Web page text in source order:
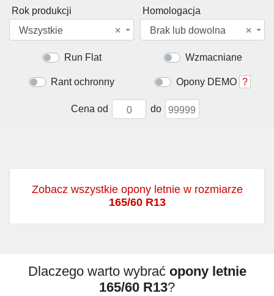
Rok produkcji
×
Wszystkie
Homologacja
×
Brak lub dowolna
Run Flat Wzmacniane
Rant ochronny Opony DEMO ?
Cena od do
Zobacz wszystkie opony letnie w rozmiarze
165/60 R13
Dlaczego warto wybrać opony letnie
165/60 R13?